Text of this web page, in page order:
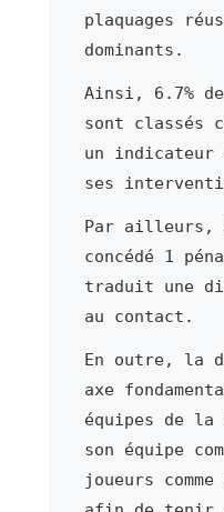
plaquages
dominants.
Ainsi, 6.7%
sont classés
un indicateur
ses
Par ailleurs,
concédé 1
traduit une
au contact.
En outre, la
axe
équipes de
son équipe
joueurs comme